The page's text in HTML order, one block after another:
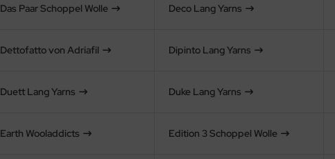
Das Paar Schoppel Wolle Deco Lang Yarns
Dettofatto von Adriafil Dipinto Lang Yarns
Duett Lang Yarns Duke Lang Yarns
Earth Wooladdicts Edition 3 Schoppel Wolle